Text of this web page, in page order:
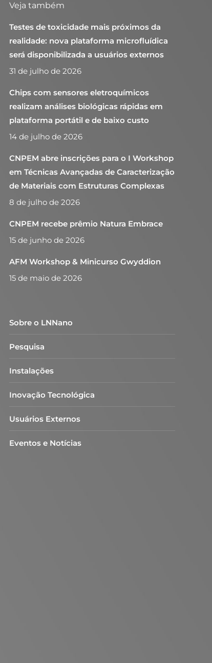
Veja também
Testes de toxicidade mais próximos da
realidade: nova plataforma microfluídica
será disponibilizada a usuários externos
31 de julho de 2026
Chips com sensores eletroquímicos
realizam análises biológicas rápidas em
plataforma portátil e de baixo custo
14 de julho de 2026
CNPEM abre inscrições para o I Workshop
em Técnicas Avançadas de Caracterização
de Materiais com Estruturas Complexas
8 de julho de 2026
CNPEM recebe prêmio Natura Embrace
15 de junho de 2026
AFM Workshop & Minicurso Gwyddion
15 de maio de 2026
Sobre o LNNano
Pesquisa
Instalações
Inovação Tecnológica
Usuários Externos
Eventos e Notícias